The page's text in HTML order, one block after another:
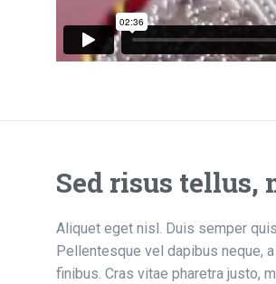
Sed risus tellus,
Aliquet eget nisl. Duis semper
Pellentesque vel dapibus neque,
finibus. Cras vitae pharetra justo,